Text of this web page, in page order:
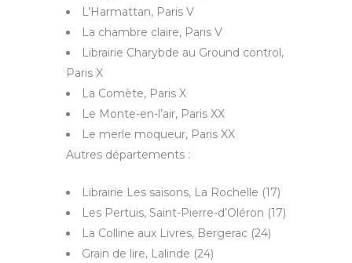
L’Harmattan, Paris V
La chambre claire, Paris V
Librairie Charybde au Ground control,
Paris X
La Comète, Paris X
Le Monte-en-l’air, Paris XX
Le merle moqueur, Paris XX
Autres départements :
Librairie Les saisons, La Rochelle (17)
Les Pertuis, Saint-Pierre-d’Oléron (17)
La Colline aux Livres, Bergerac (24)
Grain de lire, Lalinde (24)